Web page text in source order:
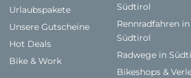
Urlaubspakete
Unsere Gutscheine
Hot Deals
Bike & Work
Südtirol
Rennradfahren in
Südtirol
Radwege in
Bikeshops &